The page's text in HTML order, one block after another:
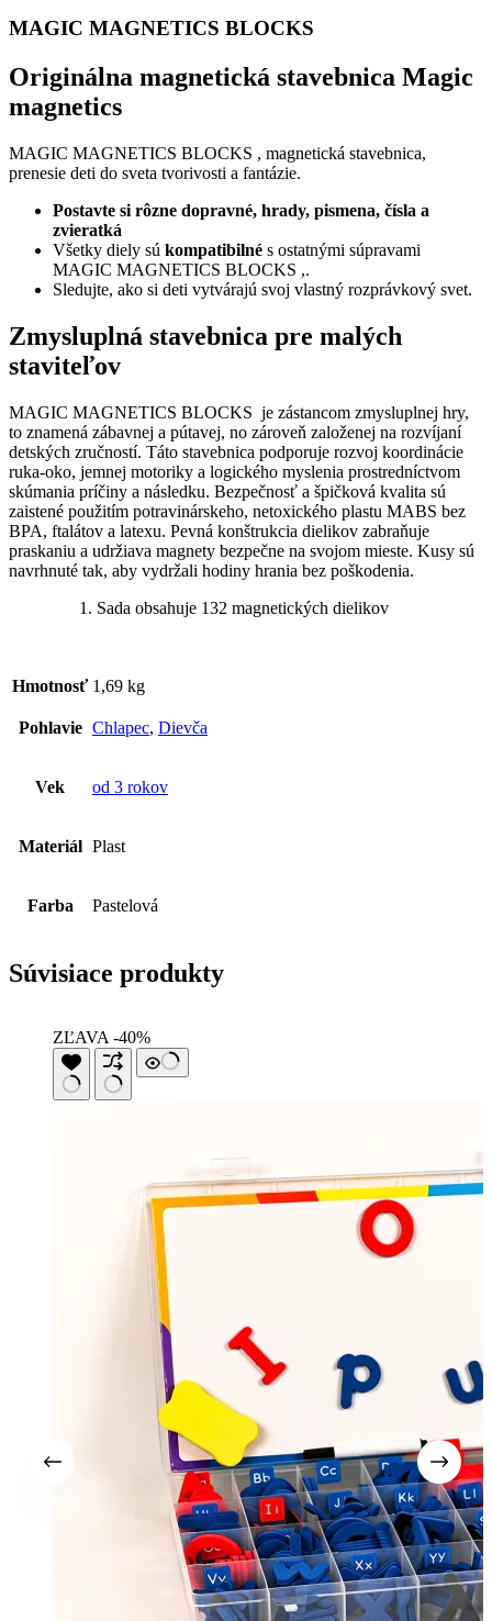
MAGIC MAGNETICS BLOCKS
Originálna magnetická stavebnica Magic
magnetics
MAGIC MAGNETICS BLOCKS , magnetická stavebnica,
prenesie deti do sveta tvorivosti a fantázie.
Postavte si rôzne dopravné, hrady, pismena, čísla a
zvieratká
Všetky diely sú kompatibilné s ostatnými súpravami
MAGIC MAGNETICS BLOCKS ,.
Sledujte, ako si deti vytvárajú svoj vlastný rozprávkový svet.
Zmysluplná stavebnica pre malých
staviteľov
MAGIC MAGNETICS BLOCKS je zástancom zmysluplnej hry,
to znamená zábavnej a pútavej, no zároveň založenej na rozvíjaní
detských zručností. Táto stavebnica podporuje rozvoj koordinácie
ruka-oko, jemnej motoriky a logického myslenia prostredníctvom
skúmania príčiny a následku. Bezpečnosť a špičková kvalita sú
zaistené použitím potravinárskeho, netoxického plastu MABS bez
BPA, ftalátov a latexu. Pevná konštrukcia dielikov zabraňuje
praskaniu a udržiava magnety bezpečne na svojom mieste. Kusy sú
navrhnuté tak, aby vydržali hodiny hrania bez poškodenia.
Sada obsahuje 132 magnetických dielikov
Hmotnosť 1,69 kg
Pohlavie Chlapec, Dievča
Vek od 3 rokov
Materiál Plast
Farba Pastelová
Súvisiace produkty
ZĽAVA -40%